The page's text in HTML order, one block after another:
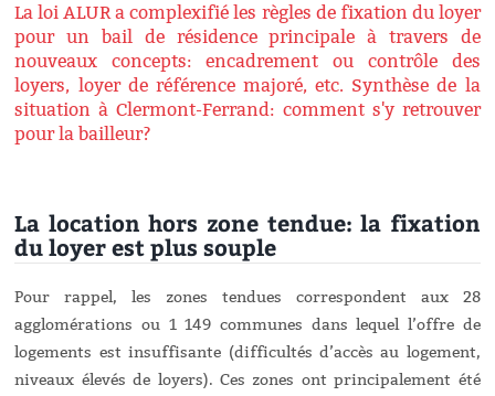
La loi ALUR a complexifié les règles de fixation du loyer
pour un bail de résidence principale à travers de
nouveaux concepts: encadrement ou contrôle des
loyers, loyer de référence majoré, etc. Synthèse de la
situation à Clermont-Ferrand: comment s'y retrouver
pour la bailleur?
La location hors zone tendue: la fixation
du loyer est plus souple
Pour rappel, les zones tendues correspondent aux 28
agglomérations ou 1 149 communes dans lequel l’offre de
logements est insuffisante (difficultés d’accès au logement,
niveaux élevés de loyers). Ces zones ont principalement été